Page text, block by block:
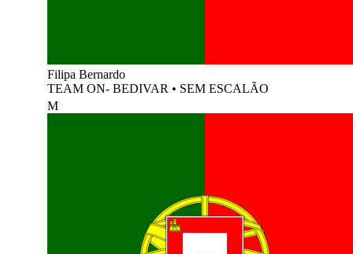
Filipa Bernardo
TEAM ON- BEDIVAR • SEM ESCALÃO
M